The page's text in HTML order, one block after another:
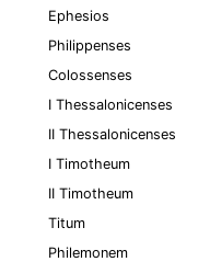
Ephesios
Philippenses
Colossenses
I Thessalonicenses
II Thessalonicenses
I Timotheum
II Timotheum
Titum
Philemonem